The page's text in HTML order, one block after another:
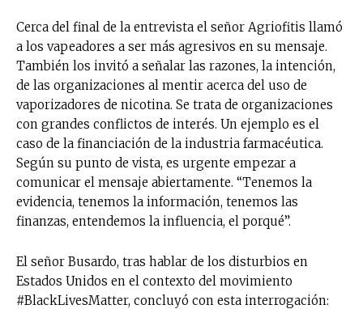
Cerca del final de la entrevista el señor Agriofitis llamó
a los vapeadores a ser más agresivos en su mensaje.
También los invitó a señalar las razones, la intención,
de las organizaciones al mentir acerca del uso de
vaporizadores de nicotina. Se trata de organizaciones
con grandes conflictos de interés. Un ejemplo es el
caso de la financiación de la industria farmacéutica.
Según su punto de vista, es urgente empezar a
comunicar el mensaje abiertamente. “Tenemos la
evidencia, tenemos la información, tenemos las
finanzas, entendemos la influencia, el porqué”.
El señor Busardo, tras hablar de los disturbios en
Estados Unidos en el contexto del movimiento
#BlackLivesMatter, concluyó con esta interrogación: